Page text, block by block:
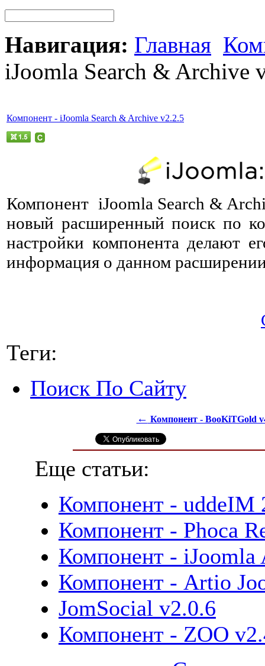
Навигация: Главная
iJoomla Search & Archive
Компонент - iJoomla Search & Archive v2.2.5
Компонент iJoomla Search &
новый расширенный поиск по
настройки компонента делают
информация о данном расширении
Теги:
Поиск По Сайту
← Компонент - BooKiTGold
Еще статьи:
Компонент - uddeIM
Компонент - Phoca
Компонент - iJoomla
Компонент - Artio
JomSocial v2.0.6
Компонент - ZOO